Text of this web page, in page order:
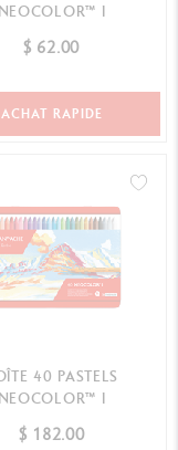
NEOCOLOR™ I
$ 62.00
ACHAT RAPIDE
40 PASTELS
NEOCOLOR™ I
$ 182.00